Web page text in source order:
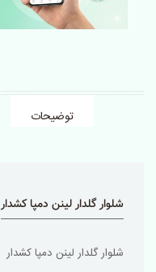
توضیحات
شلوار گلدار لینن دمپا کشدار
شلوار گلدار لینن دمپا کشدار